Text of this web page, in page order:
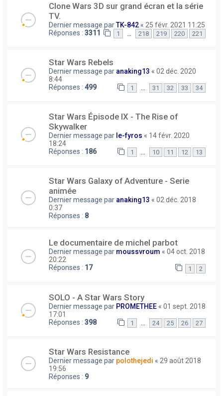
Clone Wars 3D sur grand écran et la série
TV.
Dernier message parTK-842 « 25 févr. 2021 11:25
Réponses : 3311 1 218 219 220 221
Star Wars Rebels
Dernier message par anaking13 « 02 déc. 2020
8:44
Réponses : 499 1 … 31 32 33 34
Star Wars Épisode IX - The Rise of
Skywalker
Dernier message par le-fyros « 14 févr. 2020
18:24
Réponses : 186 1 … 10 11 12 13
Star Wars Galaxy of Adventure - Serie
animée
Dernier message par anaking13 « 02 déc. 2018
0:37
Réponses : 8
Le documentaire de michel parbot
Dernier message par moussvroum « 04 oct. 2018
20:22
Réponses : 17 1 2
SOLO - A Star Wars Story
Dernier message par PROMETHEE « 01 sept. 2018
17:01
Réponses : 398 1 24 25 26 27
Star Wars Resistance
Dernier message par polothejedi « 29 août 2018
19:56
Réponses : 9